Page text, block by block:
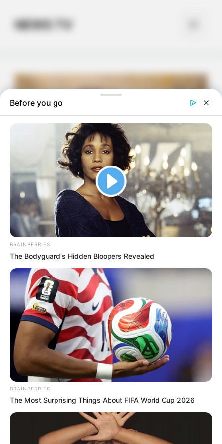
contentNEWS TV
Demain nous
appartient en
avance : Bart et
Valentine au cœur
d’une rumeur !… Ce
Before you go
BRAINBERRIES
The Bodyguard's Hidden Bloopers Revealed
BRAINBERRIES
The Most Surprising Things About FIFA World Cup 2026